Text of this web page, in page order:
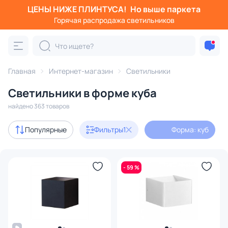
ЦЕНЫ НИЖЕ ПЛИНТУСА! Но выше паркета
Горячая распродажа светильников
Главная Интернет-магазин Светильники
Светильники в форме куба
найдено 363 товаров
Популярные Фильтры1 Форма: куб
- 59 %
Фильтры
Категория:
Люстры Подвесные светильники
Акции 46
Бренд